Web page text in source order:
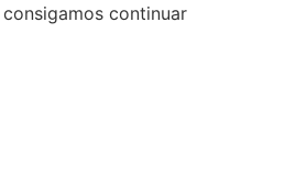
continuar